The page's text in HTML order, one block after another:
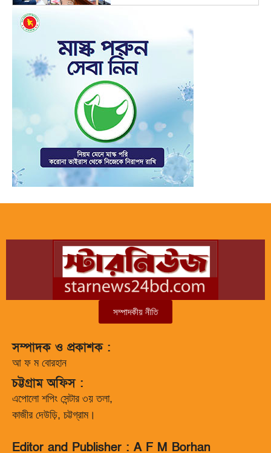
সম্পাদকীয় নীতি
সম্পাদক ও প্রকাশক :
আ ফ ম বোরহান
চট্টগ্রাম অফিস :
এপোলো শপিং সেন্টার ৩য় তলা,
কাজীর দেউড়ি, চট্টগ্রাম।
Editor and Publisher : A F M Borhan